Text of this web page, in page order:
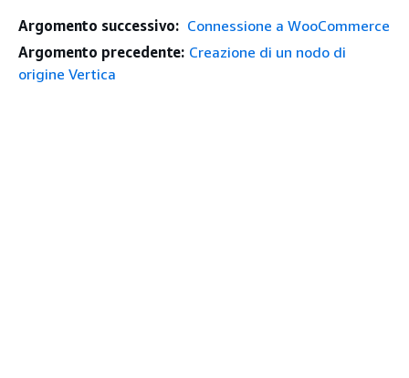
Argomento successivo: Connessione a WooCommerce
Argomento precedente: Creazione di un nodo di
origine Vertica